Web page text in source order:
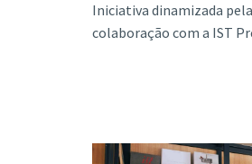
Iniciativa dinamizada
colaboração com a IST